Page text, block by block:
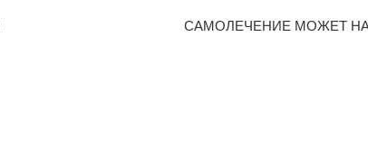
САМОЛЕЧЕНИЕ МОЖЕТ